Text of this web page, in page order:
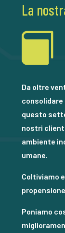
La

Da oltre
consolidare
questo
nostri
ambiente
umane.
Coltiviamo
Poniamo